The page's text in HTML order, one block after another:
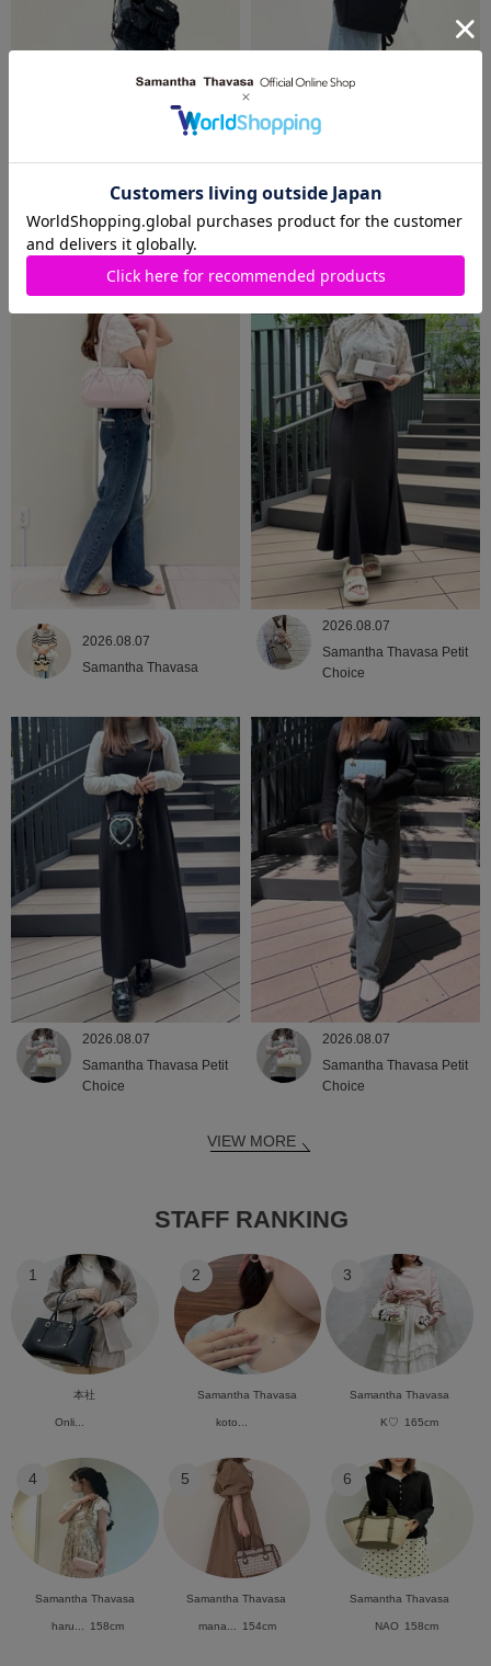
2026.08.09
Samantha Thavasa
2026.08.08
Samantha Thavasa
2026.08.07
Samantha Thavasa
2026.08.07
Samantha Thavasa Petit
Choice
2026.08.07
Samantha Thavasa Petit
Choice
2026.08.07
Samantha Thavasa Petit
Choice
VIEW MORE
STAFF RANKING
1
本社
Onli...
2
Samantha Thavasa
koto...
3
Samantha Thavasa
K♡ 165cm
4
Samantha Thavasa
haru... 158cm
5
Samantha Thavasa
mana... 154cm
6
Samantha Thavasa
NAO 158cm